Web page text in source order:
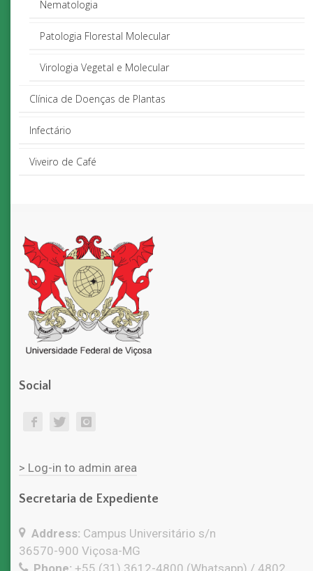
Nematologia
Patologia Florestal Molecular
Virologia Vegetal e Molecular
Clínica de Doenças de Plantas
Infectário
Viveiro de Café
Social
> Log-in to admin area
Secretaria de Expediente
Address: Campus Universitário s/n
36570-900 Viçosa-MG